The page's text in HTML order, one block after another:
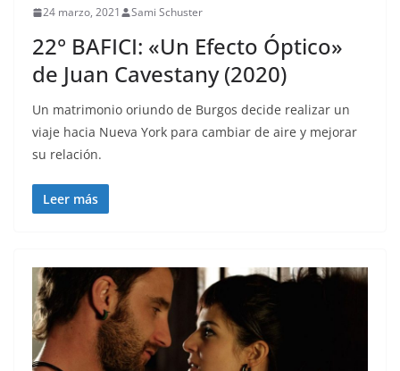
24 marzo, 2021 Sami Schuster
22° BAFICI: «Un Efecto Óptico»
de Juan Cavestany (2020)
Un matrimonio oriundo de Burgos decide realizar un
viaje hacia Nueva York para cambiar de aire y mejorar
su relación.
Leer más